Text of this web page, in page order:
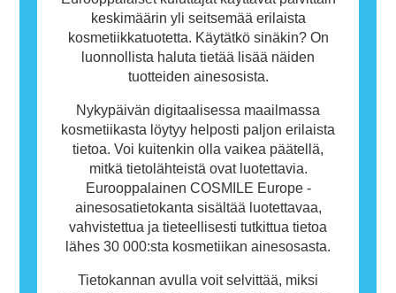
keskimäärin yli seitsemää erilaista
kosmetiikkatuotetta. Käytätkö sinäkin? On
luonnollista haluta tietää lisää näiden
tuotteiden ainesosista.
Nykypäivän digitaalisessa maailmassa
kosmetiikasta löytyy helposti paljon erilaista
tietoa. Voi kuitenkin olla vaikea päätellä,
mitkä tietolähteistä ovat luotettavia.
Eurooppalainen COSMILE Europe -
ainesosatietokanta sisältää luotettavaa,
vahvistettua ja tieteellisesti tutkittua tietoa
lähes 30 000:sta kosmetiikan ainesosasta.
Tietokannan avulla voit selvittää, miksi